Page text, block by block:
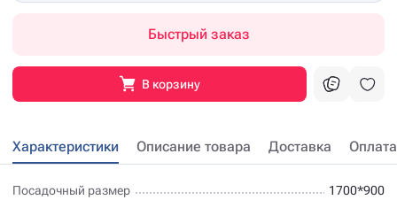
Быстрый заказ
В корзину
Характеристики Описание товара Доставка Оплата
Посадочный размер
1700*900